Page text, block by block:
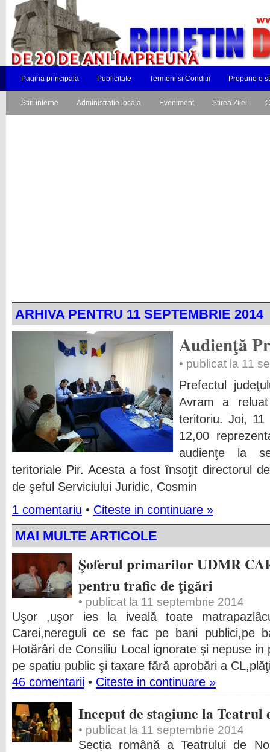
Pagina principala Publicitate Termeni si Conditii Propune o
Stiri interne Administratie locala Eveniment Stirea Zilei
ARHIVA PENTRU 11 SEPTEMBRIE 2014
Audienţă
• publicat la 11
Prefectul
Avram a
teritoriu. Joi,
12,00
audienţe la
teritoriale Pir. Acesta a fost însoţit directorul
de şeful Serviciului Juridic, Cosmin
1 comentariu • Citeste in continuare »
MAI MULTE ARTICOLE
Şoferul primarilor UDMR
pentru trafic de ţigări
• publicat la 11 septembrie 2014
Uşor ,uşor ies la iveală toate
Carei,nereguli ce se fac pe bani publici,pe
Hotărâri de Consiliu Local ignorate şi nepuse
pe spatiu public şi taxare fără aprobări a
46 comentarii • Citeste in continuare »
Inceput de stagiune la Teatrul
• publicat la 11 septembrie 2014
Secția română a Teatrului de